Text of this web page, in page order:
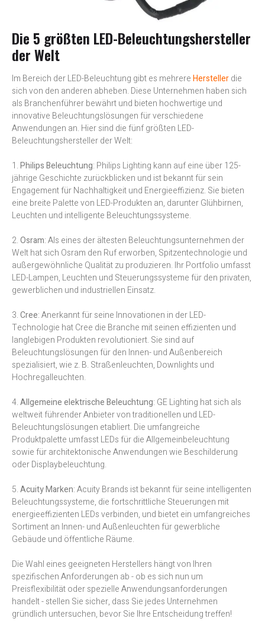
Die 5 größten LED-Beleuchtungshersteller
der Welt
Im Bereich der LED-Beleuchtung gibt es mehrereHerstellerdie
sich von den anderen abheben. Diese Unternehmen haben sich
als Branchenführer bewährt und bieten hochwertige und
innovative Beleuchtungslösungen für verschiedene
Anwendungen an. Hier sind die fünf größten LED-
Beleuchtungshersteller der Welt:
1.Philips Beleuchtung: Philips Lighting kann auf eine über 125-
jährige Geschichte zurückblicken und ist bekannt für sein
Engagement für Nachhaltigkeit und Energieeffizienz. Sie bieten
eine breite Palette von LED-Produkten an, darunter Glühbirnen,
Leuchten und intelligente Beleuchtungssysteme.
2.Osram: Als eines der ältesten Beleuchtungsunternehmen der
Welt hat sich Osram den Ruf erworben, Spitzentechnologie und
außergewöhnliche Qualität zu produzieren. Ihr Portfolio umfasst
LED-Lampen, Leuchten und Steuerungssysteme für den privaten,
gewerblichen und industriellen Einsatz.
3.Cree: Anerkannt für seine Innovationen in der LED-
Technologie hat Cree die Branche mit seinen effizienten und
langlebigen Produkten revolutioniert. Sie sind auf
Beleuchtungslösungen für den Innen- und Außenbereich
spezialisiert, wie z. B. Straßenleuchten, Downlights und
Hochregalleuchten.
4.Allgemeine elektrische Beleuchtung: GE Lighting hat sich als
weltweit führender Anbieter von traditionellen und LED-
Beleuchtungslösungen etabliert. Die umfangreiche
Produktpalette umfasst LEDs für die Allgemeinbeleuchtung
sowie für architektonische Anwendungen wie Beschilderung
oder Displaybeleuchtung.
5.Acuity Marken: Acuity Brands ist bekannt für seine intelligenten
Beleuchtungssysteme, die fortschrittliche Steuerungen mit
energieeffizienten LEDs verbinden, und bietet ein umfangreiches
Sortiment an Innen- und Außenleuchten für gewerbliche
Gebäude und öffentliche Räume.
Die Wahl eines geeigneten Herstellers hängt von Ihren
spezifischen Anforderungen ab - ob es sich nun um
Preisflexibilität oder spezielle Anwendungsanforderungen
handelt - stellen Sie sicher, dass Sie jedes Unternehmen
gründlich untersuchen, bevor Sie Ihre Entscheidung treffen!